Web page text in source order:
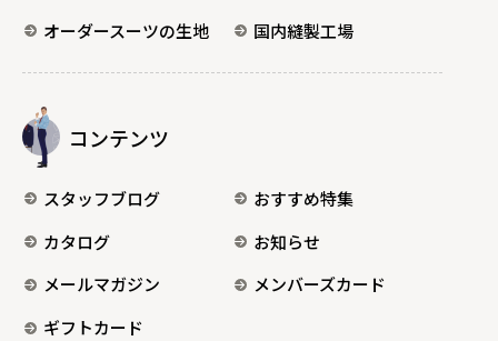
オーダースーツの生地
国内縫製工場
コンテンツ
スタッフブログ
おすすめ特集
カタログ
お知らせ
メールマガジン
メンバーズカード
ギフトカード